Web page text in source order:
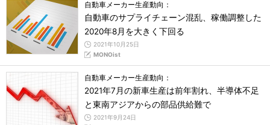
自動車メーカー生産動向：
自動車のサプライチェーン混乱、稼働調整した
2020年8月を大きく下回る
2021年10月25日
MONOist
自動車メーカー生産動向：
2021年7月の新車生産は前年割れ、半導体不足
と東南アジアからの部品供給難で
2021年9月24日